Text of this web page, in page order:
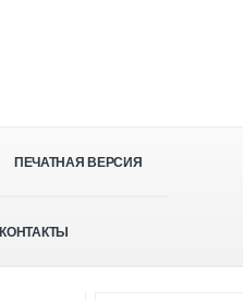
ПЕЧАТНАЯ ВЕРСИЯ
КОНТАКТЫ